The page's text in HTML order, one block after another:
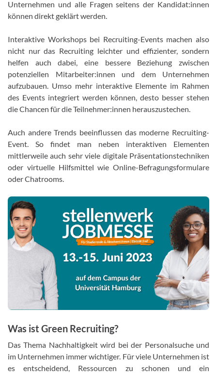
Unternehmen und alle Fragen seitens der Kandidat:innen
können direkt geklärt werden.
Interaktive Workshops bei Recruiting-Events machen also
nicht nur das Recruiting leichter und effizienter, sondern
helfen auch dabei, eine bessere Beziehung zwischen
potenziellen Mitarbeiter:innen und dem Unternehmen
aufzubauen. Umso mehr interaktive Elemente im Rahmen
des Events integriert werden können, desto besser stehen
die Chancen für die Teilnehmer:innen herauszustechen.
Auch andere Trends beeinflussen das moderne Recruiting-
Event. So findet man neben interaktiven Elementen
mittlerweile auch sehr viele digitale Präsentationstechniken
oder virtuelle Hilfsmittel wie Online-Befragungsformulare
oder Chatrooms.
Was ist Green Recruiting?
Das Thema Nachhaltigkeit wird bei der Personalsuche und
im Unternehmen immer wichtiger. Für viele Unternehmen ist
es entscheidend, Ressourcen zu schonen und ein